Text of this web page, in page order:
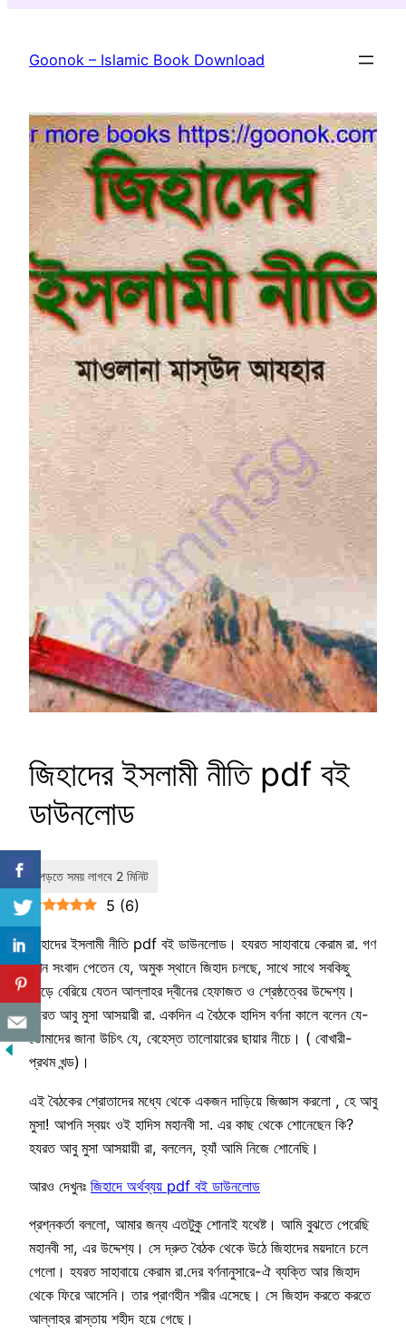
content
Goonok – Islamic Book Download
জিহাদের ইসলামী নীতি pdf বই
ডাউনলোড
5 (6)
জিহাদের ইসলামী নীতি pdf বই ডাউনলোড। হযরত সাহাবায়ে কেরাম রা. গণ
যখন সংবাদ পেতেন যে, অমুক স্থানে জিহাদ চলছে, সাথে সাথে সবকিছু
ছেড়ে বেরিয়ে যেতন আল্লাহর দ্বীনের হেফাজত ও শ্রেষ্ঠত্বের উদ্দেশ্য।
হযরত আবু মুসা আসয়ারী রা. একদিন এ বৈঠকে হাদিস বর্ণনা কালে বলেন যে-
তোমাদের জানা উচিৎ যে, বেহেস্ত তালোয়ারের ছায়ার নীচে। ( বোখারী-
প্রথম খন্ড)।
এই বৈঠকের শ্রোতাদের মধ্যে থেকে একজন দাড়িয়ে জিজ্ঞাস করলো , হে আবু
মুসা! আপনি স্বয়ং ওই হাদিস মহানবী সা. এর কাছ থেকে শোনেছেন কি?
হযরত আবু মুসা আসয়ায়ী রা, বললেন, হ্যাঁ আমি নিজে শোনেছি।
আরও দেখুনঃ জিহাদে অর্থব্যয় pdf বই ডাউনলোড
প্রশ্নকর্তা বললো, আমার জন্য এতটুকু শোনাই যথেষ্ট। আমি বুঝতে পেরেছি
মহানবী সা, এর উদ্দেশ্য। সে দ্রুত বৈঠক থেকে উঠে জিহাদের ময়দানে চলে
গেলো। হযরত সাহাবায়ে কেরাম রা.দের বর্ণনানুসারে-ঐ ব্যক্তি আর জিহাদ
থেকে ফিরে আসেনি। তার প্রাণহীন শরীর এসেছে। সে জিহাদ করতে করতে
আল্লাহর রাস্তায় শহীদ হয়ে গেছে।